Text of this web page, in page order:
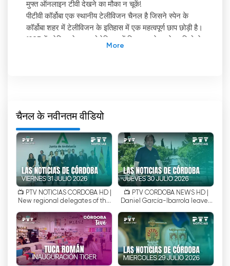
मुफ्त ऑनलाइन टीवी देखने का मौका न चूकें!
पीटीवी कॉर्डोबा एक स्थानीय टेलीविजन चैनल है जिसने स्पेन के
कॉर्डोबा शहर में टेलीविजन के इतिहास में एक महत्वपूर्ण छाप छोड़ी है।
पीटीवी कॉर्डोबा
एवेनिडा डे लास ओलेरियास पर स्थित पीटीवी कॉर्डोबा
आधुनिक थे। इन्होंने स्थानीय टेलीविजन पेशेवरों को ऐसी सामग्री
बनाने और प्रसारित करने की सुविधा दी जिसने कॉर्डोबा के दर्शकों
का ध्यान आकर्षित किया। प्रौद्योगिकी के विकास के साथ-साथ,
पीटीवी कॉर्डोबा ने भी खुद को ढाला और आगे बढ़ा, और स्थानीय
टेलीविजन के क्षेत्र में एक अग्रणी संस्थान के रूप में स्थापित हो
गया।
आज, पीटीवी कॉर्डोबा'चैनल के स्टूडियो एवेनिडा डी कैडिज़ पर
स्थित हैं, जो एक रणनीतिक स्थान है और यह चैनल द्वारा वर्षों में प्राप्त
प्रगति और महत्व को दर्शाता है। स्टूडियो अत्याधुनिक तकनीक से
सुसज्जित हैं जो हाई-डेफिनिशन कार्यक्रमों के निर्माण और प्रसारण
की अनुमति देते हैं, जिससे दर्शकों को उच्च गुणवत्ता वाला दृश्य अनुभव
चैनल के नवीनतम वीडियो
📺 PTV NOTICIAS CÓRDOBA HD |
New regional delegates of the
📺 PTV CÓRDOBA NEWS HD |
Daniel García-Ibarrola leaves
Government | ...